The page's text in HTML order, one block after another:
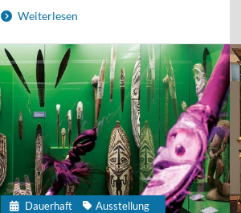
Weiterlesen
Dauerhaft
Ausstellung